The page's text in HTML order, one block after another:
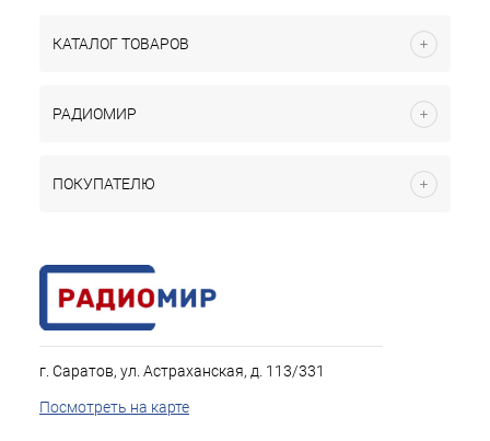
КАТАЛОГ ТОВАРОВ
РАДИОМИР
ПОКУПАТЕЛЮ
г. Саратов, ул. Астраханская, д. 113/331
Посмотреть на карте